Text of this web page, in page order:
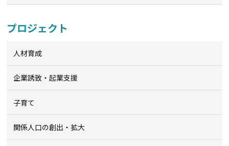
プロジェクト
人材育成
企業誘致・起業支援
子育て
関係人口の創出・拡大